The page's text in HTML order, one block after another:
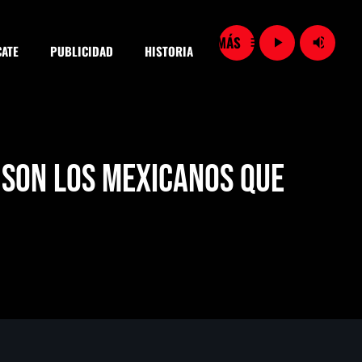
PUBLICIDAD HISTORIA menu play_arrow volume_up
los mexicanos que